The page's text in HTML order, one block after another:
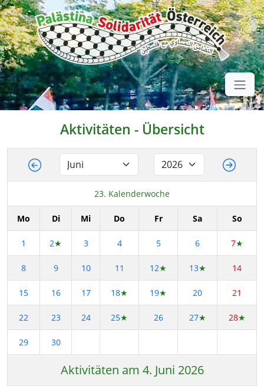
Aktivitäten - Übersicht
23. Kalenderwoche
Mo Di Mi Do Fr Sa So
1 2★ 3 4 5 6 7★
8 9 10 11 12★ 13★ 14
15 16 17 18★ 19★ 20 21
22 23 24 25★ 26 27★ 28★
29 30
Aktivitäten am 4. Juni 2026